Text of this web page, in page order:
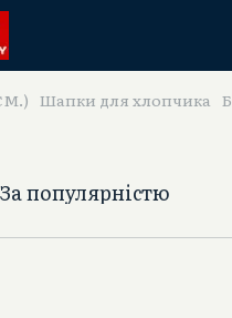
Шапки для хлопчика
За популярністю